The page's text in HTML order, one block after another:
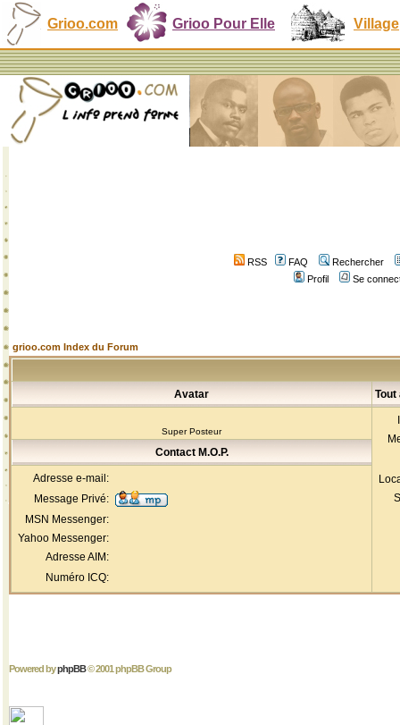
Grioo.com Grioo Pour Elle Village
RSS FAQ
Rechercher
Profil
Se
grioo.com Index du Forum
Avatar Tout
Super Posteur
Contact M.O.P.
Adresse e-mail:
Message Privé:
MSN Messenger:
Yahoo Messenger:
Adresse AIM:
Numéro ICQ:
Powered byphpBB© 2001 phpBB Group